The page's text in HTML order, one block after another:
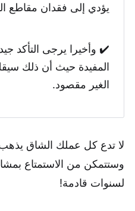
يؤدي إلى فقدان مقاطع
✔️ وأخيرا يرجى التأكد
المفيدة حيث أن ذلك
الغير مقصود.
لا تدع كل عملك الشاق يذهب
وستتمكن من الاستمتاع
لسنوات قادمة!